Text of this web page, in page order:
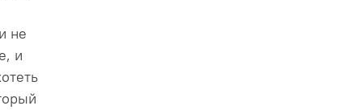
не
и